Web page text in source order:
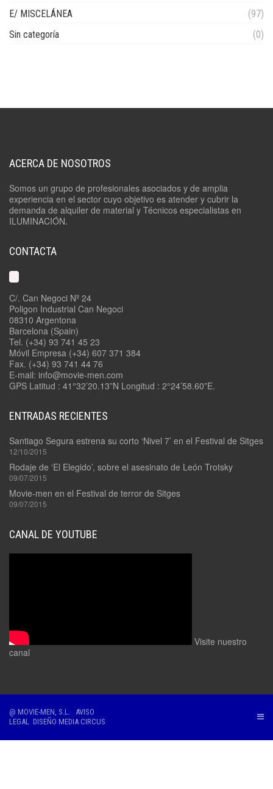
E/ MISCELÁNEA
(97)
Sin categoría
(0)
ACERCA DE NOSOTROS
Somos un grupo de profesionales asociados y de amplia
experiencia en el sector cuyo objetivo es atender y cubrir la
demanda de alquiler de material y Técnicos especialistas en
ILUMINACIÓN.
CONTACTA
C/. Can Negoci Nº 24
Poligon Industrial Can Negoci
08310 Argentona
Barcelona (Spain)
Tel. (+34) 93 741 45 23
Móvil Empresa (+34) 607 371 384
Fax. (+34) 93 741 44 76
E-mail: info@movie-men.com
GPS Latitud : 41°32’20.13”N Longitud : 2°24’58.60”E.
ENTRADAS RECIENTES
Santiago Segura estrena su corto ‘Nivel 7’ en el Festival de Sitges
12/10/2015
Rodaje de ‘El Elegido’, sobre el asesinato de León Trotsky
09/07/2015
Movie-men en el Festival de terror de Sitges
09/07/2015
CANAL DE YOUTUBE
Visite nuestro
canal
@ MOVIE-MEN, S.L. AVISO
LEGAL DISEÑO MEDIA CIRCUS